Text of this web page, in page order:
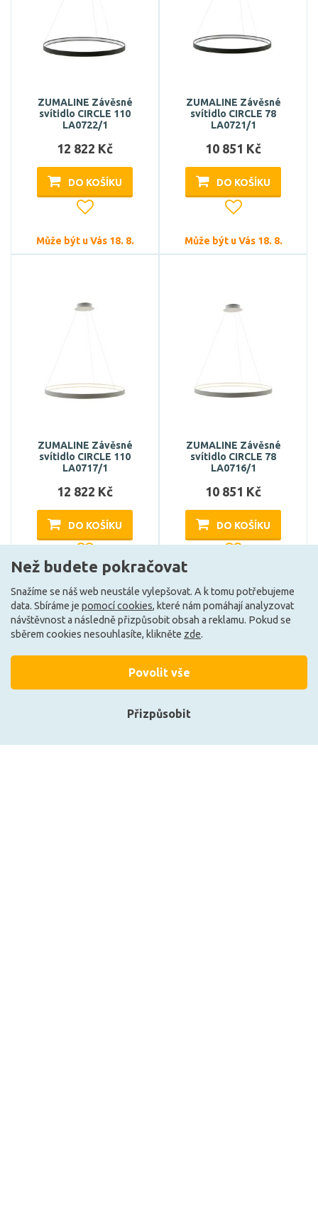
ZUMALINE Závěsné
svítidlo CIRCLE 110
LA0722/1
12 822 Kč
DO KOŠÍKU
Může být u Vás 18. 8.
ZUMALINE Závěsné
svítidlo CIRCLE 78
LA0721/1
10 851 Kč
DO KOŠÍKU
Může být u Vás 18. 8.
ZUMALINE Závěsné
svítidlo CIRCLE 110
LA0717/1
12 822 Kč
DO KOŠÍKU
ZUMALINE Závěsné
svítidlo CIRCLE 78
LA0716/1
10 851 Kč
DO KOŠÍKU
Ze stejné kolekce
Než budete pokračovat
Snažíme se náš web neustále vylepšovat. A k tomu potřebujeme
data. Sbíráme je pomocí cookies, které nám pomáhají analyzovat
návštěvnost a následně přizpůsobit obsah a reklamu. Pokud se
sběrem cookies nesouhlasíte, klikněte zde.
Přizpůsobit
Povolit vše